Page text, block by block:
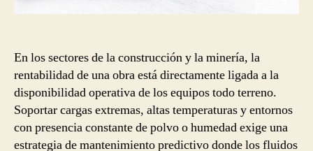
En los sectores de la construcción y la minería, la
rentabilidad de una obra está directamente ligada a la
disponibilidad operativa de los equipos todo terreno.
Soportar cargas extremas, altas temperaturas y entornos
con presencia constante de polvo o humedad exige una
estrategia de mantenimiento predictivo donde los fluidos